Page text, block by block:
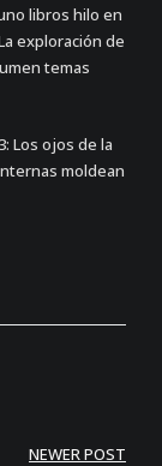
libros hilo en
exploración de
temas
Los ojos de la
moldean
NEWER POST